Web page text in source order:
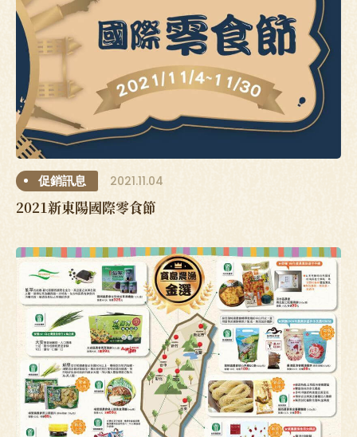
促銷訊息 2021.11.04
2021新東陽國際零食節